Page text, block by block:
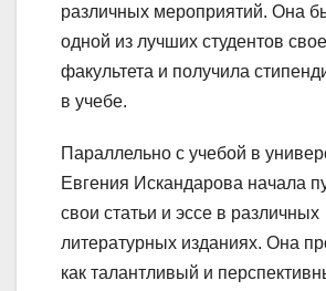
различных мероприятий. Она
одной из лучших студентов
факультета и получила
в учебе.
Параллельно с учебой в
Евгения Искандарова начала
свои статьи и эссе в различных
литературных изданиях. Она
как талантливый и